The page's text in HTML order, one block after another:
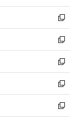
開
く
ウ
で
開
く
ン
ド
ウ
で
開
く
ウ
ィ
ン
ド
ウ
で
開
く
新
し
い
ウ
ィ
ン
ド
ウ
で
開
新
し
い
ウ
ィ
ン
ド
ウ
新
し
い
ウ
ィ
ン
新
し
い
ウ
新
し